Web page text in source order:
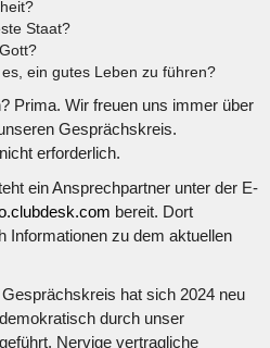
Staat?
ein gutes Leben zu führen?
Prima. Wir freuen uns immer über
Gesprächskreis.
erforderlich.
ein Ansprechpartner unter der E-
bereit. Dort
Informationen zu dem aktuellen
hat sich 2024 neu
durch unser
Nervige vertragliche